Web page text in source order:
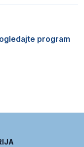
program